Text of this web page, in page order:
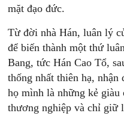
mặt đạo đức.
Từ đời nhà Hán, luân lý
để biến thành một thứ
Bang, tức Hán Cao Tổ,
thống nhất thiên hạ,
họ mình là những kẻ giàu
thương nghiệp và chỉ giữ